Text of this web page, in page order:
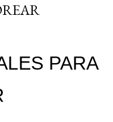
PARA